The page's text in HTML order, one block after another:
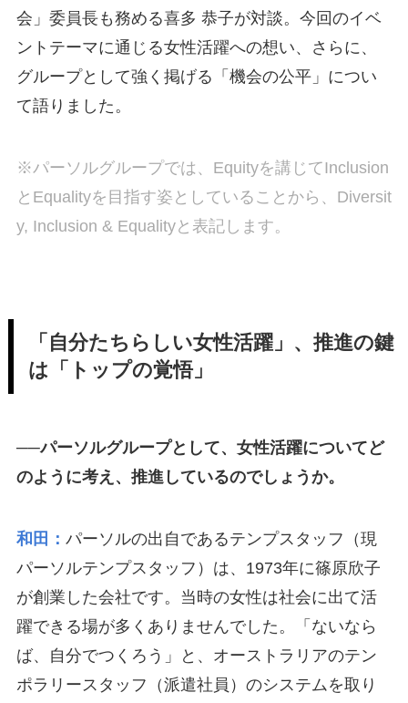
会」委員長も務める喜多 恭子が対談。今回のイベ
ントテーマに通じる女性活躍への想い、さらに、
グループとして強く掲げる「機会の公平」につい
て語りました。
※パーソルグループでは、Equityを講じてInclusion
とEqualityを目指す姿としていることから、Diversit
y, Inclusion & Equalityと表記します。
「自分たちらしい女性活躍」、推進の鍵
は「トップの覚悟」
──パーソルグループとして、女性活躍についてど
のように考え、推進しているのでしょうか。
和田： パーソルの出自であるテンプスタッフ（現
パーソルテンプスタッフ）は、1973年に篠原欣子
が創業した会社です。当時の女性は社会に出て活
躍できる場が多くありませんでした。「ないなら
ば、自分でつくろう」と、オーストラリアのテン
ポラリースタッフ（派遣社員）のシステムを取り